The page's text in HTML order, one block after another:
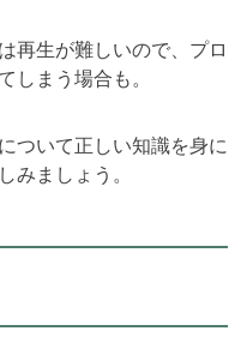
再生が難しいので、プロ
しまう場合も。
ついて正しい知識を身に
みましょう。